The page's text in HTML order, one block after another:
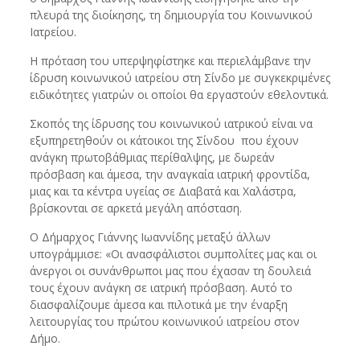
πλευρά της διοίκησης, τη δημιουργία του Κοινωνικού
Ιατρείου.
Η πρόταση του υπερψηφίστηκε και περιελάμβανε την
ίδρυση κοινωνικού ιατρείου στη Σίνδο με συγκεκριμένες
ειδικότητες γιατρών οι οποίοι θα εργαστούν εθελοντικά.
Σκοπός της ίδρυσης του κοινωνικού ιατρικού είναι να
εξυπηρετηθούν οι κάτοικοι της Σίνδου που έχουν
ανάγκη πρωτοβάθμιας περίθαλψης, με δωρεάν
πρόσβαση και άμεσα, την αναγκαία ιατρική φροντίδα,
μιας και τα κέντρα υγείας σε Διαβατά και Χαλάστρα,
βρίσκονται σε αρκετά μεγάλη απόσταση.
Ο Δήμαρχος Γιάννης Ιωαννίδης μεταξύ άλλων
υπογράμμισε: «Οι ανασφάλιστοι συμπολίτες μας και οι
άνεργοι οι συνάνθρωποι μας που έχασαν τη δουλειά
τους έχουν ανάγκη σε ιατρική πρόσβαση. Αυτό το
διασφαλίζουμε άμεσα και πιλοτικά με την έναρξη
λειτουργίας του πρώτου κοινωνικού ιατρείου στον
Δήμο.